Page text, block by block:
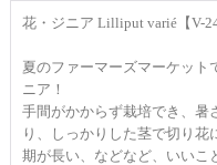
花・ジニア Lilliput varié【V-
夏のファーマーズマーケット
ニア！
手間がかからず栽培でき、暑
り、しっかりした茎で切り花
期が長い、などなど、いい